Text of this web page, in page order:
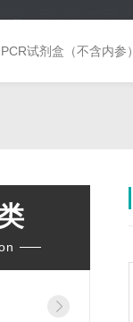
试剂盒（不含内参）